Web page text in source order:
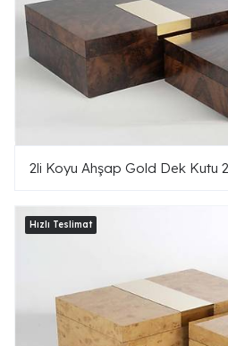
2li Koyu Ahşap Gold Dek Kutu